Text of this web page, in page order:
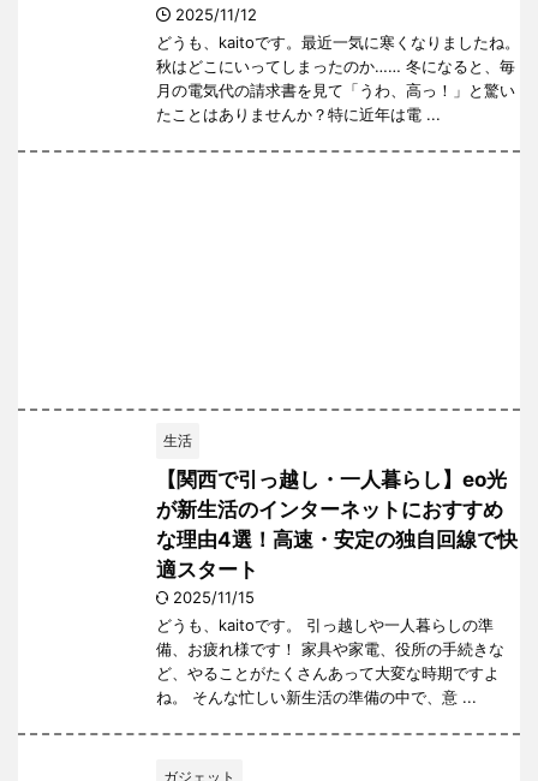
2025/11/12
どうも、kaitoです。最近一気に寒くなりましたね。
秋はどこにいってしまったのか…… 冬になると、毎
月の電気代の請求書を見て「うわ、高っ！」と驚い
たことはありませんか？特に近年は電 ...
生活
【関西で引っ越し・一人暮らし】eo光
が新生活のインターネットにおすすめ
な理由4選！高速・安定の独自回線で快
適スタート
2025/11/15
どうも、kaitoです。 引っ越しや一人暮らしの準
備、お疲れ様です！ 家具や家電、役所の手続きな
ど、やることがたくさんあって大変な時期ですよ
ね。 そんな忙しい新生活の準備の中で、意 ...
ガジェット